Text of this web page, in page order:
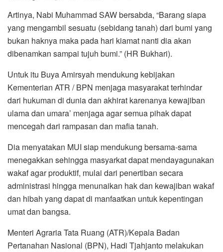
Artinya, Nabi Muhammad SAW bersabda, “Barang siapa
yang mengambil sesuatu (sebidang tanah) dari bumi yang
bukan haknya maka pada hari kiamat nanti dia akan
dibenamkan sampai tujuh bumi.” (HR Bukhari).
Untuk itu Buya Amirsyah mendukung kebijakan
Kementerian ATR / BPN menjaga masyarakat terhindar
dari hukuman di dunia dan akhirat karenanya kewajiban
ulama dan umara’ menjaga agar semua pihak dapat
mencegah dari rampasan dan mafia tanah.
Dia menyatakan MUI siap mendukung bersama-sama
menegakkan sehingga masyarkat dapat mendayagunakan
wakaf agar produktif, mulai dari penertiban secara
administrasi hingga menunaikan hak dan kewajiban wakaf
dan hibah yang dapat di manfaatkan untuk kepentingan
umat dan bangsa.
Menteri Agraria Tata Ruang (ATR)/Kepala Badan
Pertanahan Nasional (BPN), Hadi Tjahjanto melakukan